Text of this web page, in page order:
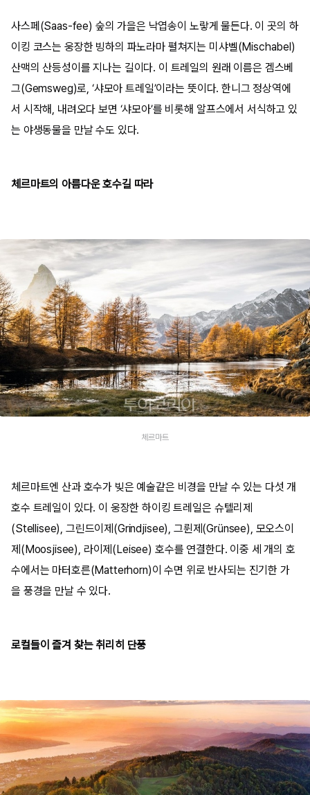
사스페(Saas-fee) 숲의 가을은 낙엽송이 노랗게 물든다. 이 곳의 하
이킹 코스는 웅장한 빙하의 파노라마 펼쳐지는 미샤벨(Mischabel)
산맥의 산등성이를 지나는 길이다. 이 트레일의 원래 이름은 겜스베
그(Gemsweg)로, ‘샤모아 트레일’이라는 뜻이다. 한니그 정상역에
서 시작해, 내려오다 보면 ‘샤모아’를 비롯해 알프스에서 서식하고 있
는 야생동물을 만날 수도 있다.
체르마트의 아름다운 호수길 따라
체르마트
체르마트엔 산과 호수가 빚은 예술같은 비경을 만날 수 있는 다섯 개
호수 트레일이 있다. 이 웅장한 하이킹 트레일은 슈텔리제
(Stellisee), 그린드이제(Grindjisee), 그륀제(Grünsee), 모오스이
제(Moosjisee), 라이제(Leisee) 호수를 연결한다. 이중 세 개의 호
수에서는 마터호른(Matterhorn)이 수면 위로 반사되는 진기한 가
을 풍경을 만날 수 있다.
로컬들이 즐겨 찾는 취리히 단풍